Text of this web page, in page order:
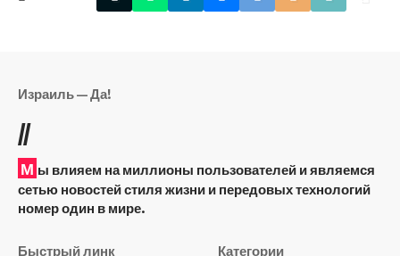
Израиль — Да!
//
М ы влияем на миллионы пользователей и являемся
сетью новостей стиля жизни и передовых технологий
номер один в мире.
Быстрый линк Категории